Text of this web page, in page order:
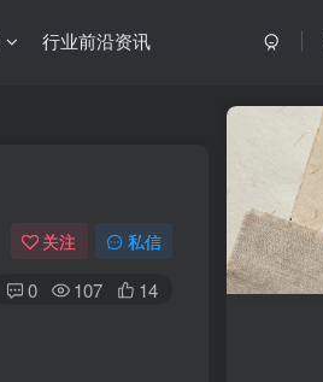
行业前沿资讯
关注 私信
0 107 14